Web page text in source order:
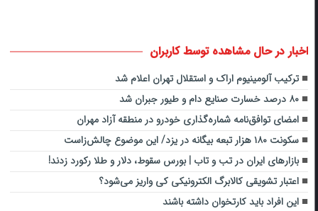
اخبار در حال مشاهده توسط کاربران
ترکیب آلومینیوم اراک و استقلال تهران اعلام شد
۸۰ درصد خسارت صنایع دام و طیور جبران شد
امضای توافق‌نامه شماره‌گذاری خودرو در منطقه آزاد مهران
سکونت ۱۸۰ هزار تبعه بیگانه در یزد/ این موضوع چالش‌زا‌ست
بازارهای ایران در تب و تاب | بورس سقوط، دلار و طلا رکورد زدند!
اعتبار تشویقی کالابرگ الکترونیکی کی واریز می‌شود؟
این افراد باید کارتخوان داشته باشند